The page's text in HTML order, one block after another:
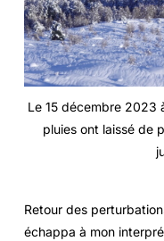
Le 15 décembre 2023
pluies ont laissé de
Retour des
échappa à mon